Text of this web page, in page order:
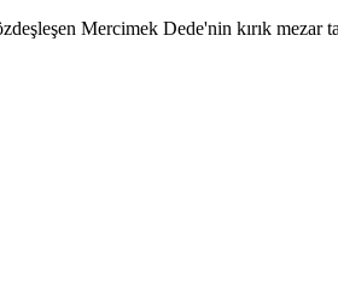
Mercimek Dede'nin kırık mezar